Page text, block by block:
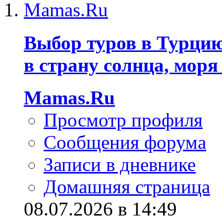
Выбор туров в
в страну солнца,
Mamas.Ru
Просмотр профиля
Сообщения форума
Записи в дневнике
Домашняя страница
08.07.2026 в 14:49